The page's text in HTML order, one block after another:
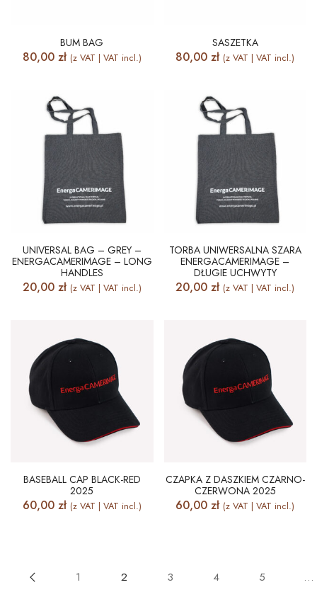
BUM BAG
80,00 zł (z VAT | VAT incl.)
SASZETKA
80,00zł (z VAT | VAT incl.)
UNIVERSAL BAG – GREY –
ENERGACAMERIMAGE – LONG
HANDLES
20,00 zł (z VAT | VAT incl.)
TORBA UNIWERSALNA SZARA
ENERGACAMERIMAGE –
DŁUGIE UCHWYTY
20,00zł (z VAT | VAT incl.)
BASEBALL CAP BLACK-RED
2025
60,00 zł (z VAT | VAT incl.)
CZAPKA Z DASZKIEM CZARNO-
CZERWONA 2025
60,00zł (z VAT | VAT incl.)
1 2 3 4 5 …